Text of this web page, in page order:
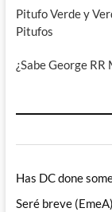
Pitufo Verde y
Pitufos
¿Sabe George
Has DC done
Seré breve (EmeA)